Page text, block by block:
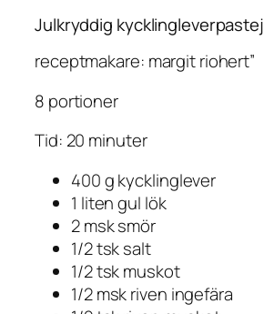
Julkryddig kycklingleverpastej
receptmakare: margit riohert”
8 portioner
Tid: 20 minuter
400 g kycklinglever
1 liten gul lök
2 msk smör
1/2 tsk salt
1/2 tsk muskot
1/2 msk riven ingefära